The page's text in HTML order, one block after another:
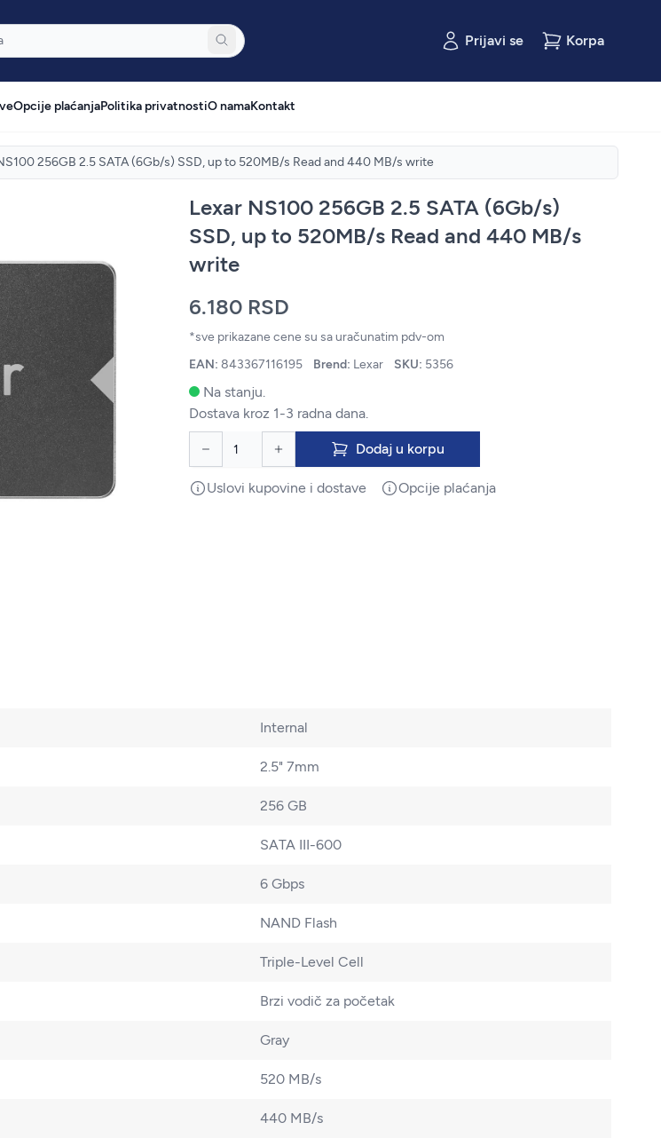
Prijavi se Korpa
Opcije plaćanjaPolitika privatnostiO namaKontakt
256GB 2.5 SATA (6Gb/s) SSD, up to 520MB/s Read and 440 MB/s write
Lexar NS100 256GB 2.5 SATA (6Gb/s)
SSD, up to 520MB/s Read and 440 MB/s
write
6.180 RSD
*sve prikazane cene su sa uračunatim pdv-om
EAN:843367116195 Brend: Lexar SKU: 5356
Na stanju.
Dostava kroz 1-3 radna dana.
Dodaj u korpu
Uslovi kupovine i dostave Opcije plaćanja
Internal
2.5" 7mm
256 GB
SATA III-600
6 Gbps
NAND Flash
Triple-Level Cell
Brzi vodič za početak
Gray
520 MB/s
440 MB/s